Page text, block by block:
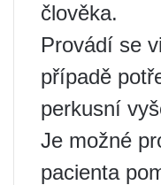
člověka.
Provádí se
případě
perkusní
Je možné
pacienta